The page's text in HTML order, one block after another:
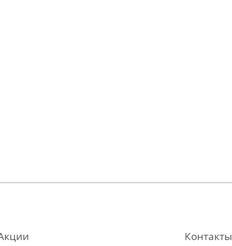
Контакты